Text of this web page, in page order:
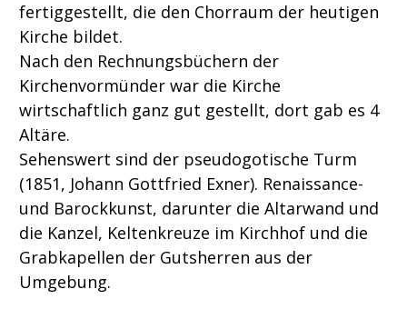
fertiggestellt, die den Chorraum der heutigen
Kirche bildet.
Nach den Rechnungsbüchern der
Kirchenvormünder war die Kirche
wirtschaftlich ganz gut gestellt, dort gab es 4
Altäre.
Sehenswert sind der pseudogotische Turm
(1851, Johann Gottfried Exner). Renaissance-
und Barockkunst, darunter die Altarwand und
die Kanzel, Keltenkreuze im Kirchhof und die
Grabkapellen der Gutsherren aus der
Umgebung.